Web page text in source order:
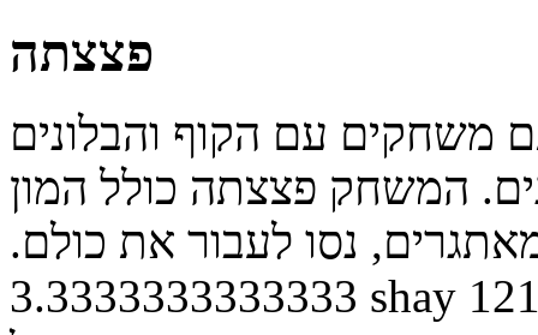
פצצתה
משחקים עם הקוף והבלונים
המשחק פצצתה כולל המון
נסו לעבור את כולם.
3.3333333333333 shay